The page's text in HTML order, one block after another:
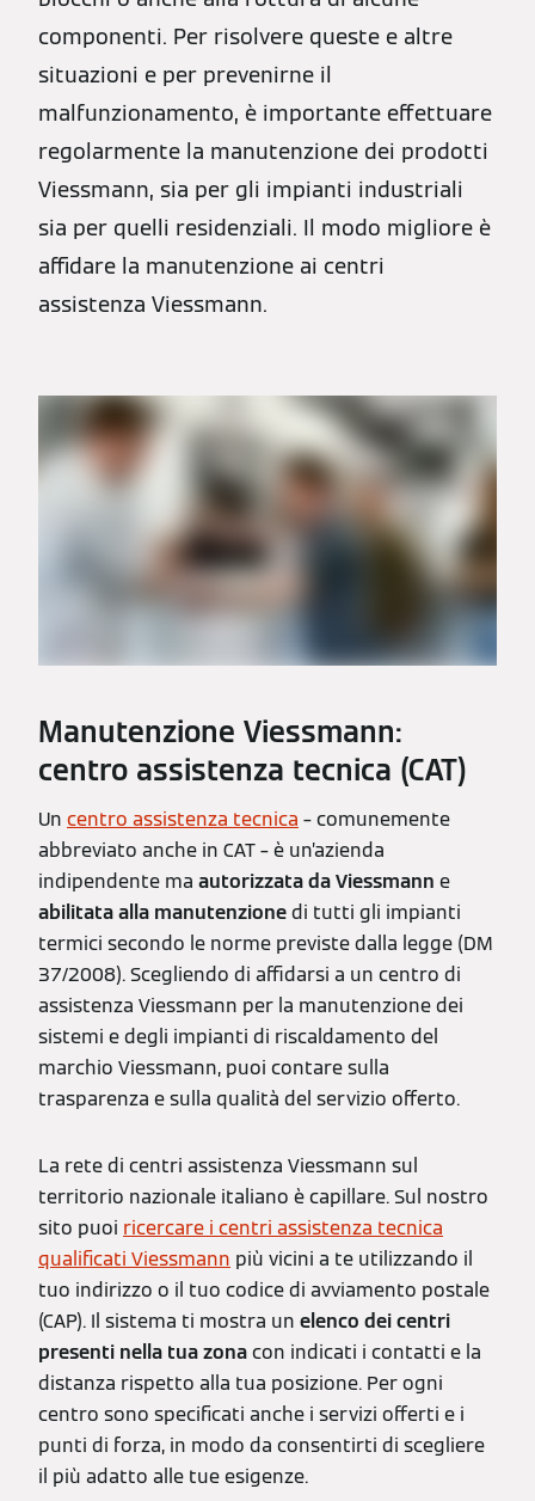
componenti. Per risolvere queste e altre
situazioni e per prevenirne il
malfunzionamento, è importante effettuare
regolarmente la manutenzione dei prodotti
Viessmann, sia per gli impianti industriali
sia per quelli residenziali. Il modo migliore è
affidare la manutenzione ai centri
assistenza Viessmann.
Manutenzione Viessmann:
centro assistenza tecnica (CAT)
Un centro assistenza tecnica – comunemente
abbreviato anche in CAT – è un’azienda
indipendente ma autorizzata da Viessmann e
abilitata alla manutenzionedi tutti gli impianti
termici secondo le norme previste dalla legge (DM
37/2008). Scegliendo di affidarsi a un centro di
assistenza Viessmann per la manutenzione dei
sistemi e degli impianti di riscaldamento del
marchio Viessmann, puoi contare sulla
trasparenza e sulla qualità del servizio offerto.
La rete di centri assistenza Viessmann sul
territorio nazionale italiano è capillare. Sul nostro
sito puoi ricercare i centri assistenza tecnica
qualificati Viessmann più vicini a te utilizzando il
tuo indirizzo o il tuo codice di avviamento postale
(CAP). Il sistema ti mostra un elenco dei centri
presenti nella tua zonacon indicati i contatti e la
distanza rispetto alla tua posizione. Per ogni
centro sono specificati anche i servizi offerti e i
punti di forza, in modo da consentirti di scegliere
il più adatto alle tue esigenze.